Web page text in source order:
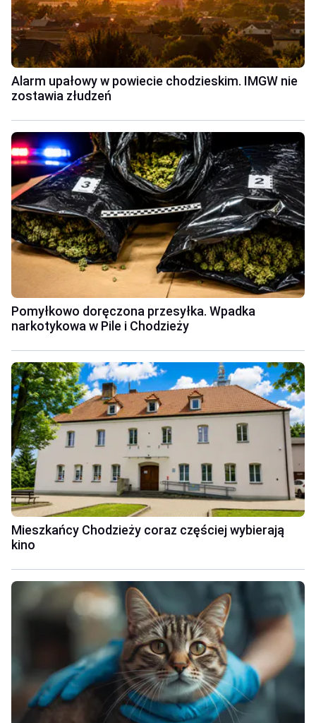
Alarm upałowy w powiecie chodzieskim. IMGW nie
zostawia złudzeń
Pomyłkowo doręczona przesyłka. Wpadka
narkotykowa w Pile i Chodzieży
Mieszkańcy Chodzieży coraz częściej wybierają
kino